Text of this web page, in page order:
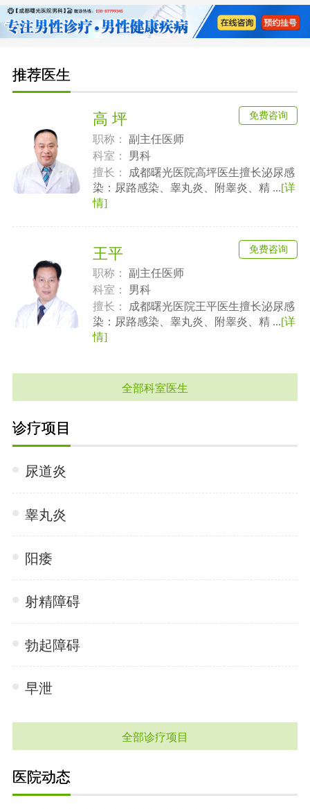
推荐医生
高 坪
职称：
副主任医师
科室：
男科
擅长：
成都曙光医院高坪医生擅长泌尿感
染：尿路感染、睾丸炎、附睾炎、精 ...[详
情]
免费咨询
王平
职称：
副主任医师
科室：
男科
擅长：
成都曙光医院王平医生擅长泌尿感
染：尿路感染、睾丸炎、附睾炎、精 ...[详
情]
免费咨询
全部科室医生
诊疗项目
尿道炎
睾丸炎
阳痿
射精障碍
勃起障碍
早泄
全部诊疗项目
医院动态